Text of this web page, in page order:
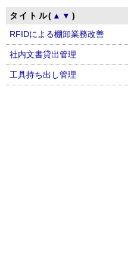
タイトル( ▲ ▼ )
RFIDによる棚卸業務改善
社内文書貸出管理
工具持ち出し管理